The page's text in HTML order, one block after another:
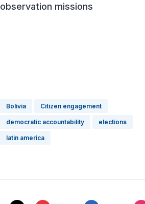
observation missions
Bolivia Citizen engagement
democratic accountability elections
latin america